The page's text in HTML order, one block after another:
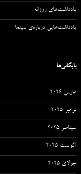
یادداشت‌های روزانه
یادداشت‌هایی درباره‌ی سینما
بایگانی‌ها
مارس 2026
نوامبر 2025
سپتامبر 2025
آگوست 2025
جولای 2025